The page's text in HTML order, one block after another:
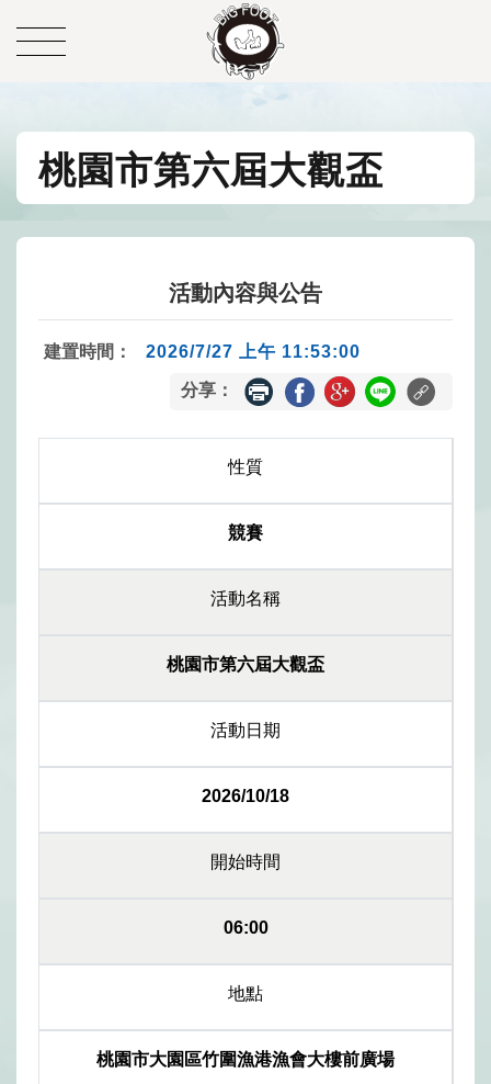
桃園市第六屆大觀盃
活動內容與公告
建置時間： 2026/7/27 上午 11:53:00
分享：
性質
競賽
活動名稱
桃園市第六屆大觀盃
活動日期
2026/10/18
開始時間
06:00
地點
桃園市大園區竹圍漁港漁會大樓前廣場